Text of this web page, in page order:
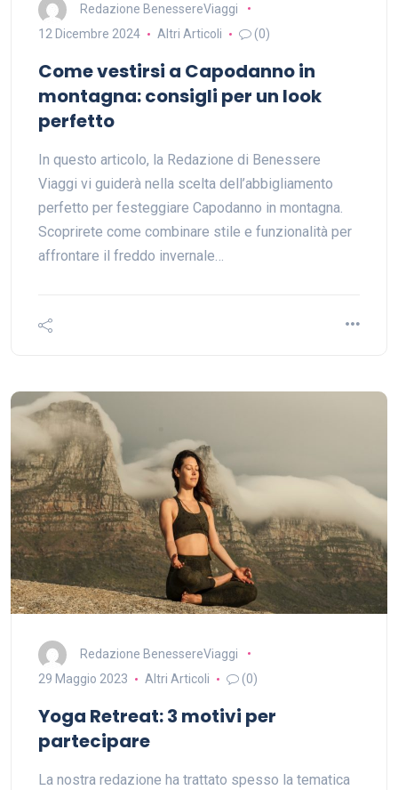
Redazione BenessereViaggi
12 Dicembre 2024
Altri Articoli (0)
Come vestirsi a Capodanno in
montagna: consigli per un look
perfetto
In questo articolo, la Redazione di Benessere
Viaggi vi guiderà nella scelta dell’abbigliamento
perfetto per festeggiare Capodanno in montagna.
Scoprirete come combinare stile e funzionalità per
affrontare il freddo invernale…
Redazione BenessereViaggi
29 Maggio 2023
Altri Articoli (0)
Yoga Retreat: 3 motivi per
partecipare
La nostra redazione ha trattato spesso la tematica